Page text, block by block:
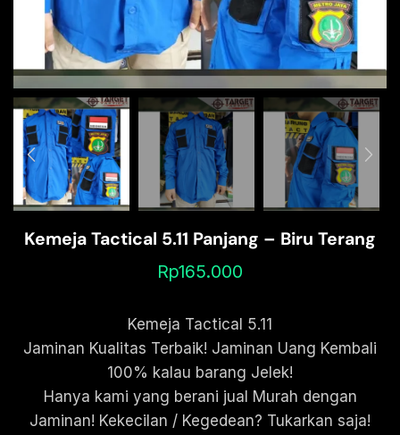
Kemeja Tactical 5.11 Panjang – Biru Terang
Rp165.000
Kemeja Tactical 5.11
Jaminan Kualitas Terbaik! Jaminan Uang Kembali
100% kalau barang Jelek!
Hanya kami yang berani jual Murah dengan
Jaminan! Kekecilan / Kegedean? Tukarkan saja!